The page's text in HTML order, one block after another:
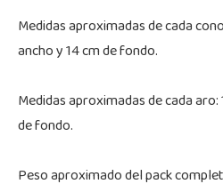
Medidas aproximadas de cada
ancho y 14 cm de fondo.
Medidas aproximadas de cada
de fondo.
Peso aproximado del pack